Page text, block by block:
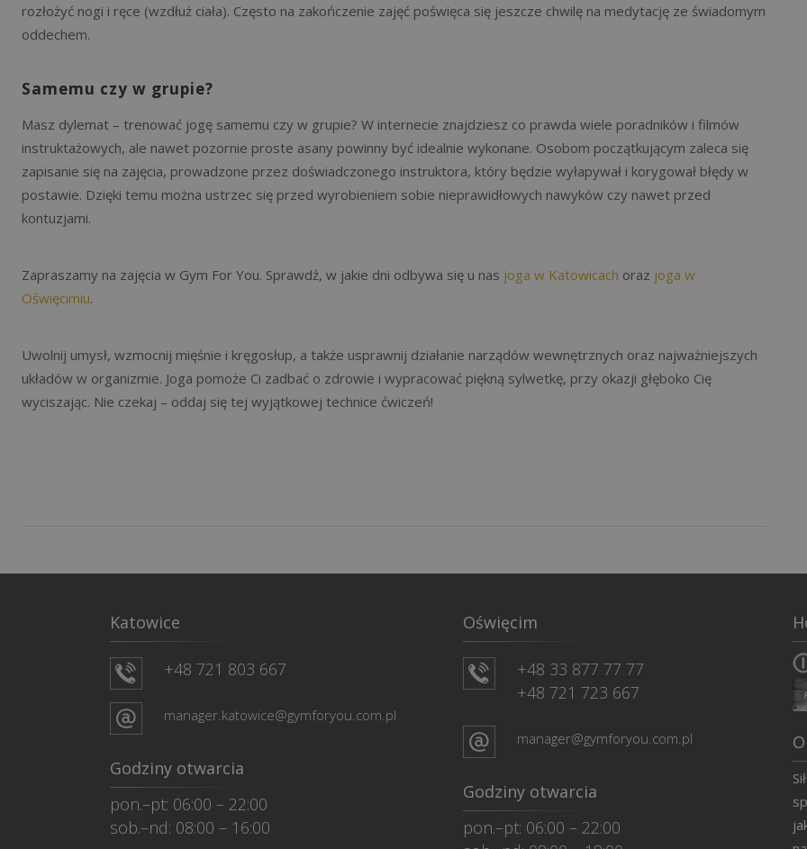
rozłożyć nogi i ręce (wzdłuż ciała). Często na zakończenie zajęć poświęca się jeszcze chwilę na medytację ze świadomym
oddechem.
Samemu czy w grupie?
Masz dylemat – trenować jogę samemu czy w grupie? W internecie znajdziesz co prawda wiele poradników i filmów
instruktażowych, ale nawet pozornie proste asany powinny być idealnie wykonane. Osobom początkującym zaleca się
zapisanie się na zajęcia, prowadzone przez doświadczonego instruktora, który będzie wyłapywał i korygował błędy w
postawie. Dzięki temu można ustrzec się przed wyrobieniem sobie nieprawidłowych nawyków czy nawet przed
kontuzjami.
Zapraszamy na zajęcia w Gym For You. Sprawdź, w jakie dni odbywa się u nas joga w Katowicach oraz joga w
Oświęcimiu.
Uwolnij umysł, wzmocnij mięśnie i kręgosłup, a także usprawnij działanie narządów wewnętrznych oraz najważniejszych
układów w organizmie. Joga pomoże Ci zadbać o zdrowie i wypracować piękną sylwetkę, przy okazji głęboko Cię
wyciszając. Nie czekaj – oddaj się tej wyjątkowej technice ćwiczeń!
Katowice
+48 721 803 667
manager.katowice@gymforyou.com.pl
Godziny otwarcia
pon.–pt: 06:00 – 22:00
sob.–nd: 08:00 – 16:00
Oświęcim
+48 33 877 77 77
+48 721 723 667
manager@gymforyou.com.pl
Godziny otwarcia
pon.–pt: 06:00 – 22:00